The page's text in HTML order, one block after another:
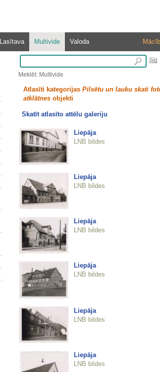
Lasītava Multivide Valoda
Meklēt: Multivide
Atlasīti kategorijas Pilsētu un lauku skati
atklātnesobjekti
Skatīt atlasīto attēlu galeriju
Liepāja
LNB bildes
Liepāja
LNB bildes
Liepāja
LNB bildes
Liepāja
LNB bildes
Liepāja
LNB bildes
Liepāja
LNB bildes